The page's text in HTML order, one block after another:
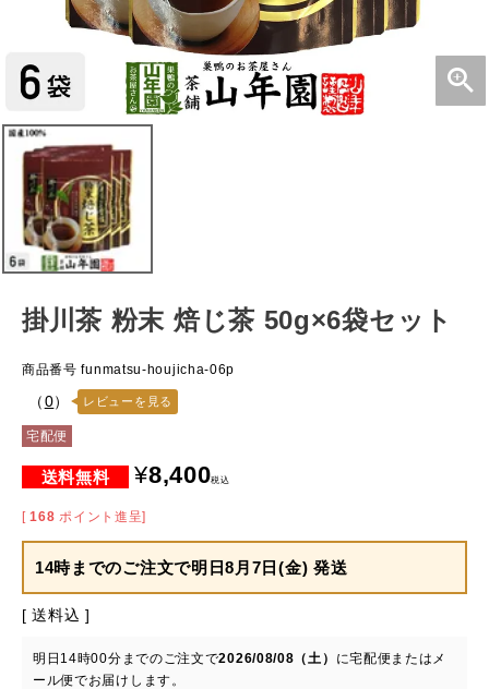
掛川茶 粉末 焙じ茶 50g×6袋セット
商品番号 funmatsu-houjicha-06p
（0） レビューを見る
宅配便
¥8,400税込
[ 168 ポイント進呈]
14時までのご注文で明日8月7日(金) 発送
送料込
明日 14時00分 までのご注文で2026/08/08（土） に宅配便またはメ
ール便でお届けします。